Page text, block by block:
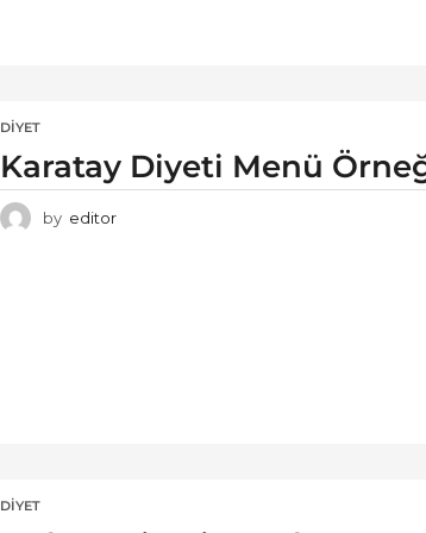
DIYET
Karatay Diyeti Menü
by editor
DIYET